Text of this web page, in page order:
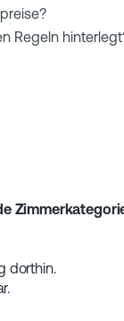
Regeln
dorthin.